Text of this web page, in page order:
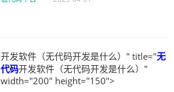
开发软件（无代码开发是什么）" title="无
代码开发软件（无代码开发是什么）"
width="200" height="150">